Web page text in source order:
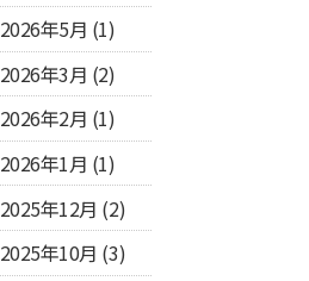
2026年5月 (1)
2026年3月 (2)
2026年2月 (1)
2026年1月 (1)
2025年12月 (2)
2025年10月 (3)